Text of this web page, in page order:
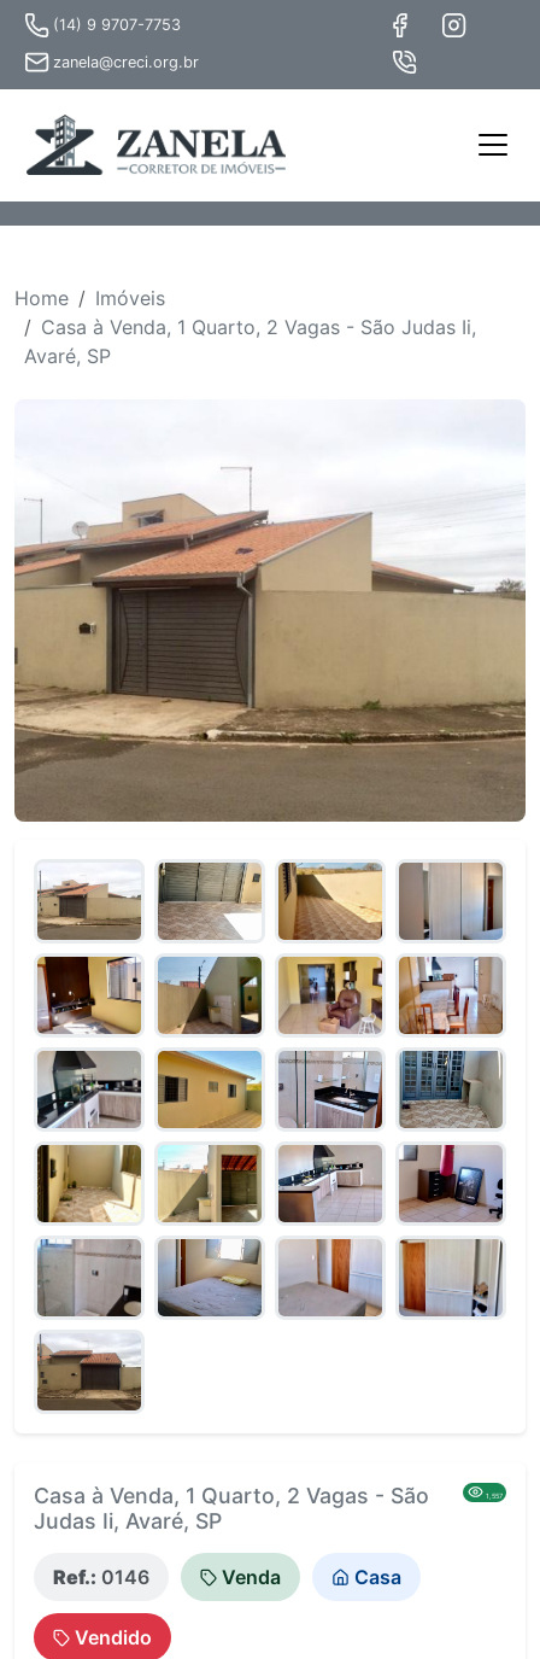
(14) 9 9707-7753
zanela@creci.org.br
Home
Imóveis
Casa à Venda, 1 Quarto, 2 Vagas - São Judas Ii,
Avaré, SP
Casa à Venda, 1 Quarto, 2 Vagas - São
Judas Ii, Avaré, SP
1,557
Ref.: 0146 Venda Casa
Vendido